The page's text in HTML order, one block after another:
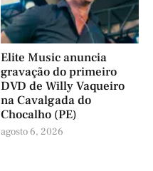
Elite Music anuncia
gravação do primeiro
DVD de Willy Vaqueiro
na Cavalgada do
Chocalho (PE)
agosto 6, 2026